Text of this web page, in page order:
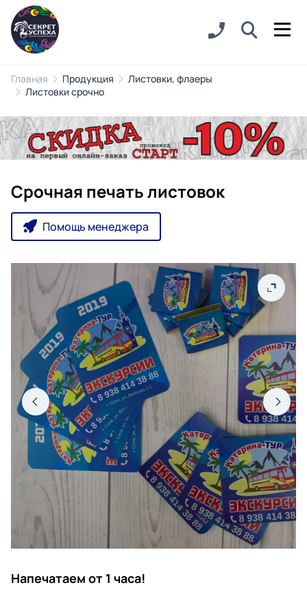
Главная Продукция
Листовки, флаеры
Листовки срочно
Срочная печать листовок
Помощь менеджера
Напечатаем от 1 часа!